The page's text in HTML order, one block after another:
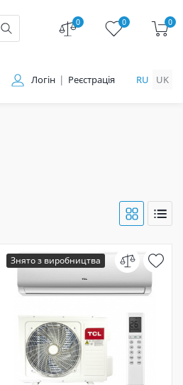
0 0 0
Логін Реєстрація RU UK
Знято з виробництва